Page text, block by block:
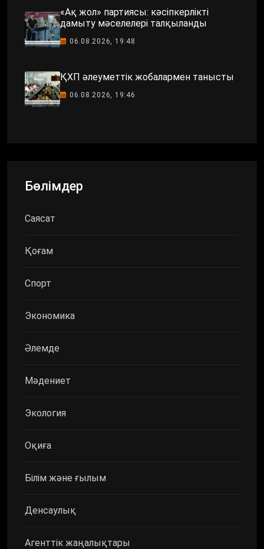
«Ақ жол» партиясы: кәсіпкерлікті
дамыту мәселелері талқыланды
06.08.2026, 19:48
ҚХП әлеуметтік жобалармен танысты
06.08.2026, 19:46
Бөлімдер
Саясат
Қоғам
Спорт
Экономика
Әлемде
Мәдениет
Экология
Оқиға
Білім және ғылым
Денсаулық
Агенттік жаңалықтары